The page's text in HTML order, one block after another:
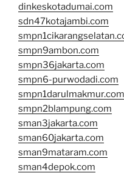
dinkeskotadumai.com
sdn47kotajambi.com
smpn9ambon.com
smpn36jakarta.com
smpn6-purwodadi.com
smpn1darulmakmur.com
smpn2blampung.com
sman3jakarta.com
sman60jakarta.com
sman9mataram.com
sman4depok.com